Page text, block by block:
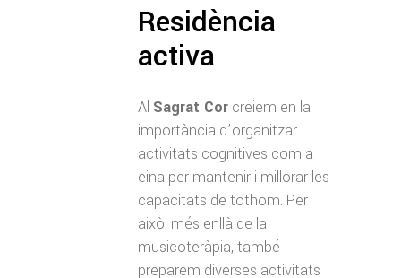
Residència
activa
Al Sagrat Cor creiem en la
importància d’organitzar
activitats cognitives com a
eina per mantenir i millorar les
capacitats de tothom. Per
això, més enllà de la
musicoteràpia, també
preparem diverses activitats